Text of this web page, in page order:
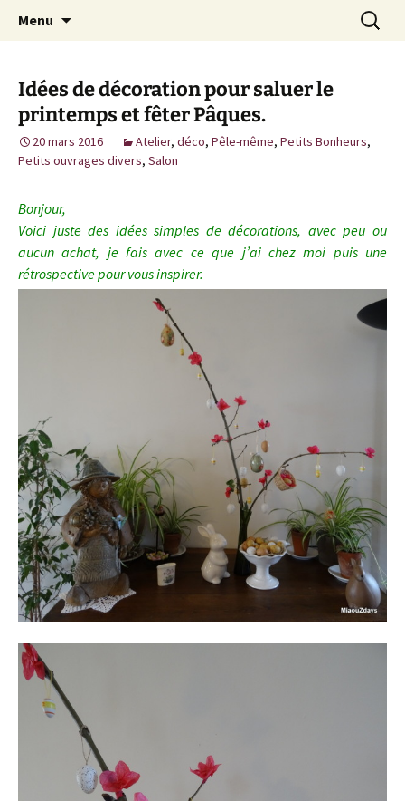
MiaouZdays
Cuisine / Idées Créatives / Petits Bonheurs et
milles autres astuces
Menu
Idées de décoration pour saluer le
printemps et fêter Pâques.
20 mars 2016 Atelier, déco, Pêle-même, Petits Bonheurs,
Petits ouvrages divers, Salon
Bonjour,
Voici juste des idées simples de décorations, avec peu ou
aucun achat, je fais avec ce que j’ai chez moi puis une
rétrospective pour vous inspirer.